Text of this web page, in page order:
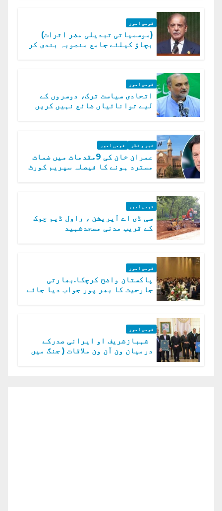
قومی امور
(موسمیاتی تبدیلی مضر اثرات)
بچاؤ کیلئے جامع منصوبہ بندی کر
قومی امور
اتحادی سیاست ترک، دوسروں کے
لیے توانائیاں ضائع نہیں کریں
خبر و نظر قومی امور
عمران خان کی 9مقدمات میں ضمات
مسترد ہونے کا فیصلہ سپریم کورٹ
قومی امور
سی ڈی اے آپریشن ، راول ڈیم چوک
کے قریب مدنی مسجدشہید
قومی امور
پاکستان واضح کرچکا.بھارتی
جارحیت کا بھر پور جواب دیا جائے
قومی امور
شہبازشریف او ایرانی صدرکے
درمیان ون آن ون ملاقات ( جنگ میں